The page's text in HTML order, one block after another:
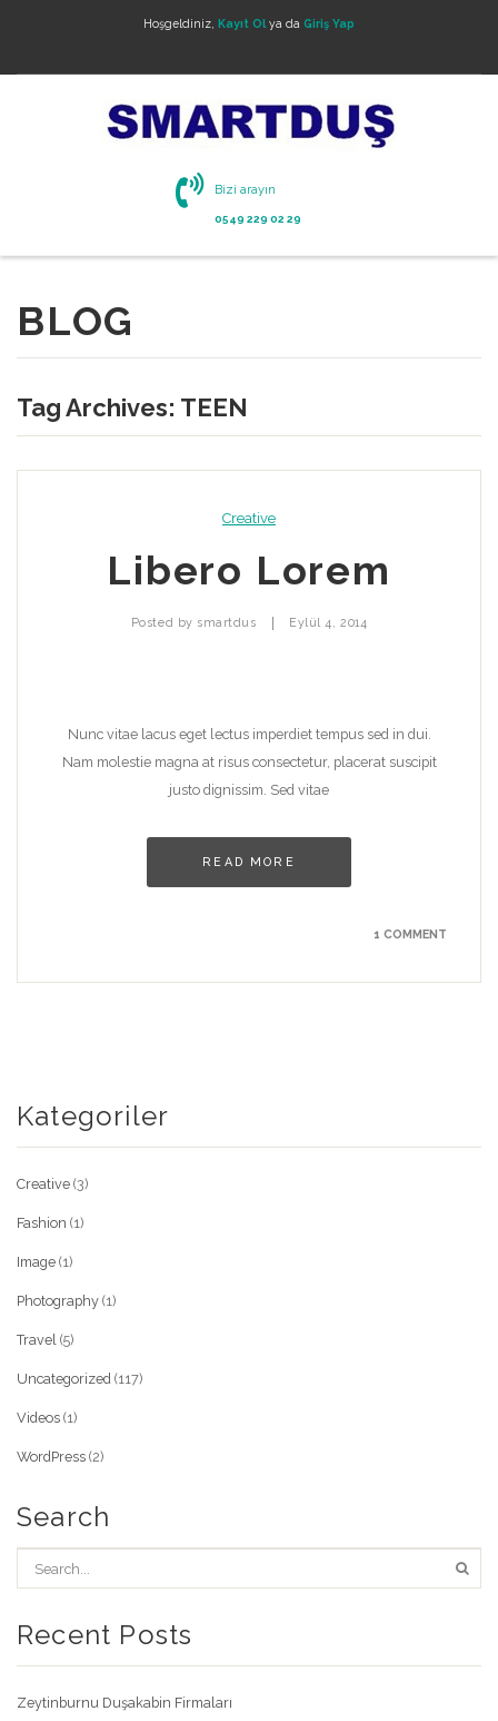
Hoşgeldiniz, Kayıt Ol ya da Giriş Yap
Bizi arayın
0549 229 02 29
BLOG
Tag Archives: TEEN
Creative
Libero Lorem
Posted by smartdus Eylül 4, 2014
Nunc vitae lacus eget lectus imperdiet tempus sed in dui.
Nam molestie magna at risus consectetur, placerat suscipit
justo dignissim. Sed vitae
READ MORE
1 COMMENT
Kategoriler
Creative (3)
Fashion (1)
Image (1)
Photography (1)
Travel (5)
Uncategorized (117)
Videos (1)
WordPress (2)
Search
Recent Posts
Zeytinburnu Duşakabin Firmaları